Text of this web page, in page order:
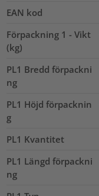
EAN kod
Förpackning 1 - Vikt
(kg)
PL1 Bredd förpackni
ng
PL1 Höjd förpacknin
g
PL1 Kvantitet
PL1 Längd förpackni
ng